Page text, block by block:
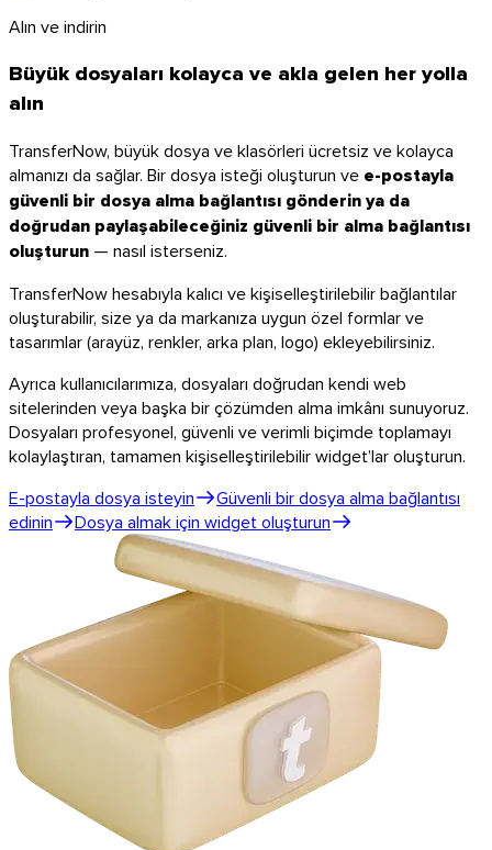
Firefox
Alın ve indirin
Büyük dosyaları kolayca ve akla gelen her yolla
alın
TransferNow, büyük dosya ve klasörleri ücretsiz ve kolayca
almanızı da sağlar. Bir dosya isteği oluşturun ve e-postayla
güvenli bir dosya alma bağlantısı gönderin ya da
doğrudan paylaşabileceğiniz güvenli bir alma bağlantısı
oluşturun — nasıl isterseniz.
TransferNow hesabıyla kalıcı ve kişiselleştirilebilir bağlantılar
oluşturabilir, size ya da markanıza uygun özel formlar ve
tasarımlar (arayüz, renkler, arka plan, logo) ekleyebilirsiniz.
Ayrıca kullanıcılarımıza, dosyaları doğrudan kendi web
sitelerinden veya başka bir çözümden alma imkânı sunuyoruz.
Dosyaları profesyonel, güvenli ve verimli biçimde toplamayı
kolaylaştıran, tamamen kişiselleştirilebilir widget’lar oluşturun.
E-postayla dosya isteyin
Güvenli bir dosya alma bağlantısı
edinin
Dosya almak için widget oluşturun